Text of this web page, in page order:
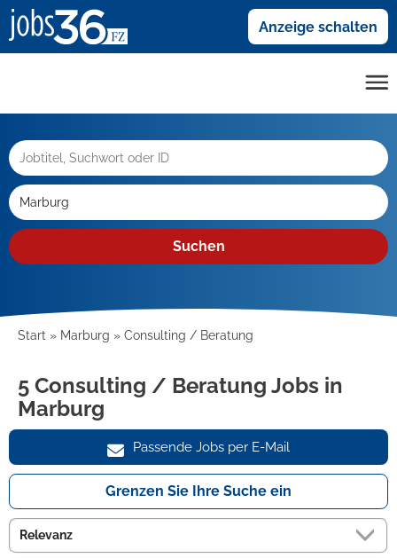
Anzeige schalten
Suchen
Start Marburg Consulting / Beratung
5 Consulting / Beratung Jobs in
Marburg
Passende Jobs per E-Mail
Grenzen Sie Ihre Suche ein